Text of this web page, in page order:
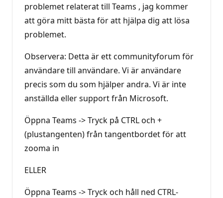
problemet relaterat till Teams , jag kommer
att göra mitt bästa för att hjälpa dig att lösa
problemet.
Observera: Detta är ett communityforum för
användare till användare. Vi är användare
precis som du som hjälper andra. Vi är inte
anställda eller support från Microsoft.
Öppna Teams -> Tryck på CTRL och +
(plustangenten) från tangentbordet för att
zooma in
ELLER
Öppna Teams -> Tryck och håll ned CTRL-